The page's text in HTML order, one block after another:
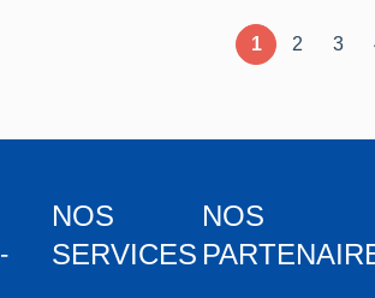
1 2 3
NOS
SERVICES
NOS